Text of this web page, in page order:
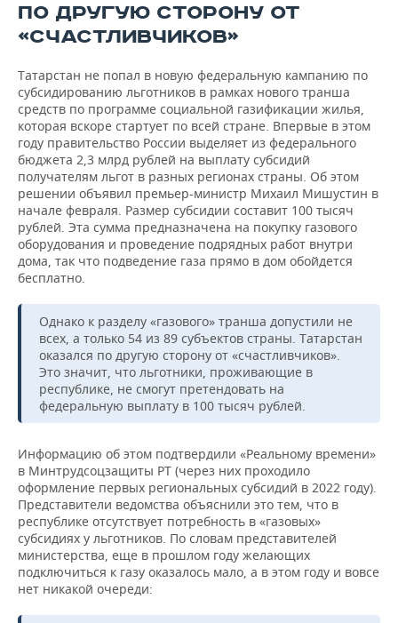
ПО ДРУГУЮ СТОРОНУ ОТ
«СЧАСТЛИВЧИКОВ»
Татарстан не попал в новую федеральную кампанию по
субсидированию льготников в рамках нового транша
средств по программе социальной газификации жилья,
которая вскоре стартует по всей стране. Впервые в этом
году правительство России выделяет из федерального
бюджета 2,3 млрд рублей на выплату субсидий
получателям льгот в разных регионах страны. Об этом
решении объявил премьер-министр Михаил Мишустин в
начале февраля. Размер субсидии составит 100 тысяч
рублей. Эта сумма предназначена на покупку газового
оборудования и проведение подрядных работ внутри
дома, так что подведение газа прямо в дом обойдется
бесплатно.
Однако к разделу «газового» транша допустили не
всех, а только 54 из 89 субъектов страны. Татарстан
оказался по другую сторону от «счастливчиков».
Это значит, что льготники, проживающие в
республике, не смогут претендовать на
федеральную выплату в 100 тысяч рублей.
Информацию об этом подтвердили «Реальному времени»
в Минтрудсоцзащиты РТ (через них проходило
оформление первых региональных субсидий в 2022 году).
Представители ведомства объяснили это тем, что в
республике отсутствует потребность в «газовых»
субсидиях у льготников. По словам представителей
министерства, еще в прошлом году желающих
подключиться к газу оказалось мало, а в этом году и вовсе
нет никакой очереди: